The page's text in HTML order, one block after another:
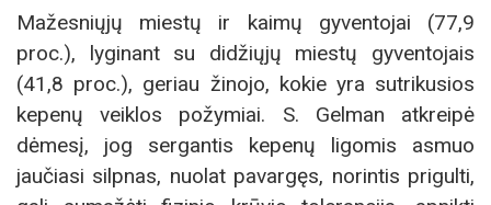
Mažesniųjų miestų ir kaimų gyventojai (77,9
proc.), lyginant su didžiųjų miestų gyventojais
(41,8 proc.), geriau žinojo, kokie yra sutrikusios
kepenų veiklos požymiai. S. Gelman atkreipė
dėmesį, jog sergantis kepenų ligomis asmuo
jaučiasi silpnas, nuolat pavargęs, norintis prigulti,